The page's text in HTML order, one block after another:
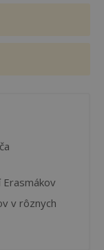
v rôznych